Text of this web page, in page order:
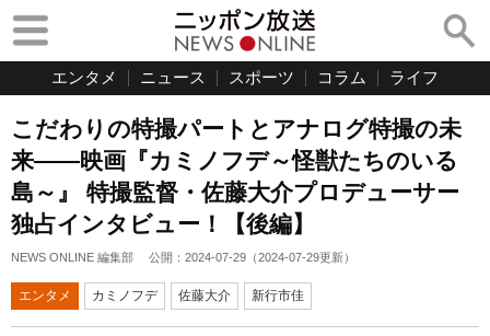
エンタメ ニュース スポーツ コラム ライフ
こだわりの特撮パートとアナログ特撮の未
来――映画『カミノフデ～怪獣たちのいる
島～』 特撮監督・佐藤大介プロデューサー
独占インタビュー！【後編】
NEWS ONLINE 編集部 公開： 2024-07-29 （2024-07-29更新）
エンタメ カミノフデ 佐藤大介 新行市佳